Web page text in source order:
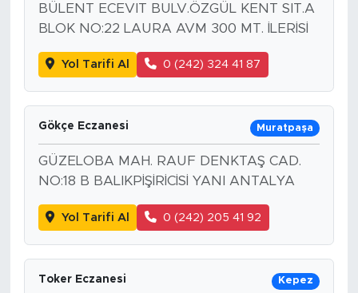
BÜLENT ECEVIT BULV.ÖZGÜL KENT SIT.A
BLOK NO:22 LAURA AVM 300 MT. İLERİSİ
Yol Tarifi Al 0 (242) 324 41 87
Gökçe Eczanesi Muratpaşa
GÜZELOBA MAH. RAUF DENKTAŞ CAD.
NO:18 B BALIKPİŞİRİCİSİ YANI ANTALYA
Yol Tarifi Al 0 (242) 205 41 92
Toker Eczanesi Kepez